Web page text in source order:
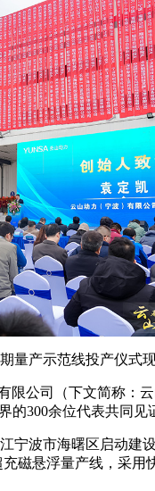
量产示范线投产仪式
限公司（下文简称：
300余位代表共同见
波市海曙区启动建
磁悬浮量产线，采